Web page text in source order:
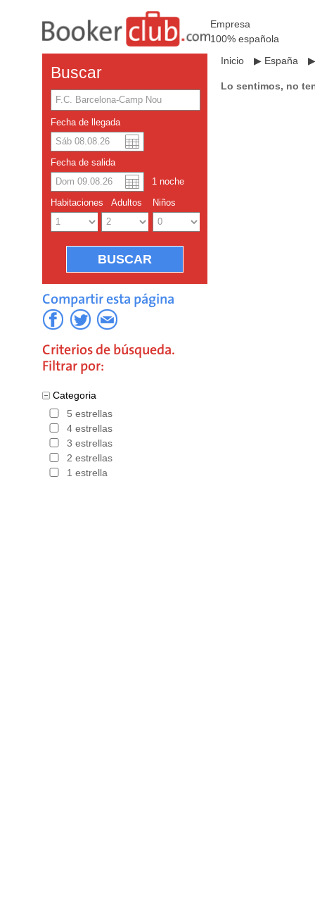
Empresa
100% española
Buscar
Fecha de llegada
Fecha de salida
1 noche
Habitaciones Adultos Niños
Compartir esta página
Criterios de búsqueda.
Filtrar por:
Categoria
5 estrellas
4 estrellas
3 estrellas
2 estrellas
1 estrella
Inicio ▶ España
Lo sentimos, no